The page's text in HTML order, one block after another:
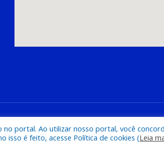
portal. Ao utilizar nosso portal, você
isso é feito, acesse Política de cookies (Leia